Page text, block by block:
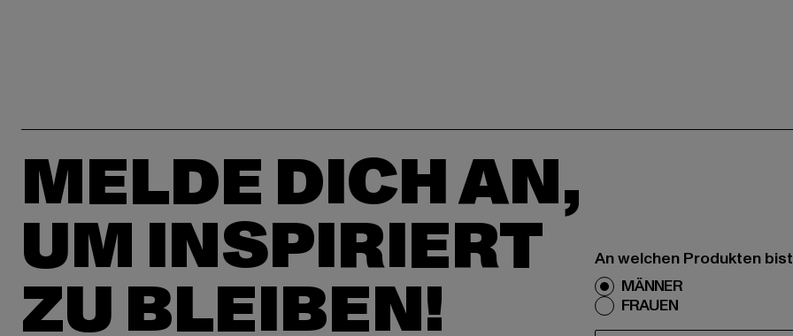
MELDE DICH AN,
UM INSPIRIERT
ZU BLEIBEN!
An welchen Produkten
MÄNNER
FRAUEN